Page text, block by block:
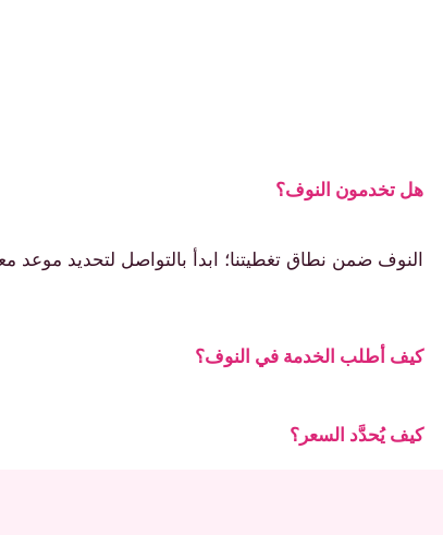
هل تخدمون النوف؟
النوف ضمن نطاق تغطيتنا؛ ابدأ بالتواصل لتحديد موعد
كيف أطلب الخدمة في النوف؟
كيف يُحدَّد السعر؟